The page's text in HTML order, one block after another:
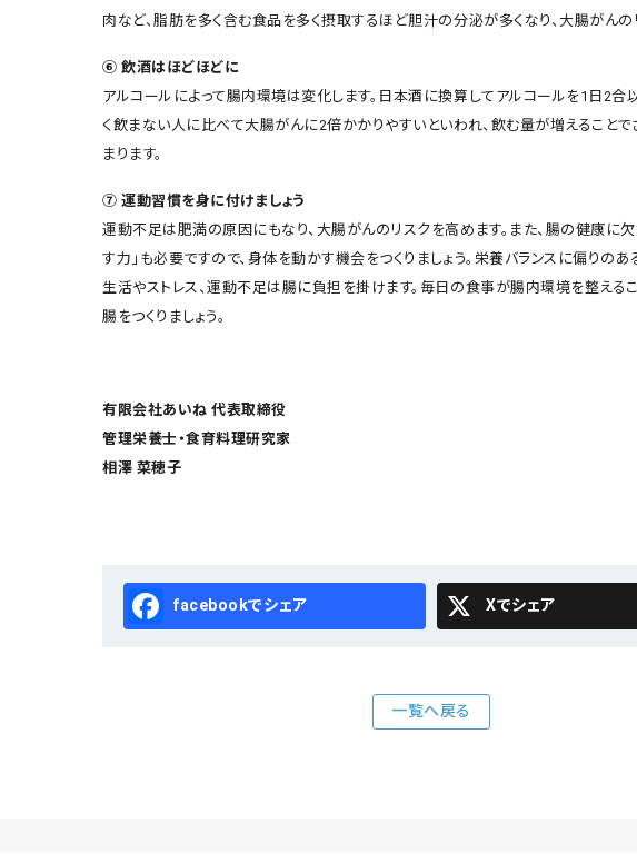
肉など、脂肪を多く含む食品を多く摂取するほど胆汁の分泌が多くなり、大腸がんの
⑥ 飲酒はほどほどに
アルコールによって腸内環境は変化します。日本酒に換算してアルコールを1日2合
く飲まない人に比べて大腸がんに2倍かかりやすいといわれ、飲む量が増えること
まります。
⑦ 運動習慣を身に付けましょう
運動不足は肥満の原因にもなり、大腸がんのリスクを高めます。また、腸の健康に
す力」も必要ですので、身体を動かす機会をつくりましょう。栄養バランスに偏りの
生活やストレス、運動不足は腸に負担を掛けます。毎日の食事が腸内環境を整える
腸をつくりましょう。
有限会社あいね 代表取締役
管理栄養士・食育料理研究家
相澤 菜穂子
Facebook X
一覧へ戻る